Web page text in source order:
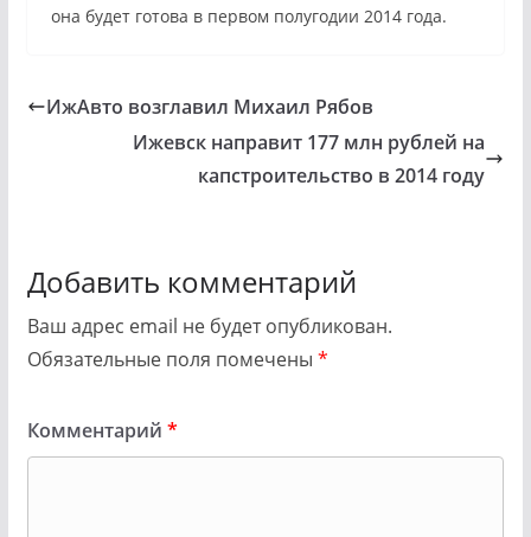
она будет готова в первом полугодии 2014 года.
ИжАвто возглавил Михаил Рябов
Ижевск направит 177 млн рублей на
капстроительство в 2014 году
Добавить комментарий
Ваш адрес email не будет опубликован.
Обязательные поля помечены *
Комментарий *